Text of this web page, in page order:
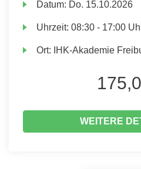
Datum: Do. 15.10.2026
Uhrzeit:08:30 - 17:00
Ort: IHK-Akademie
WEITERE